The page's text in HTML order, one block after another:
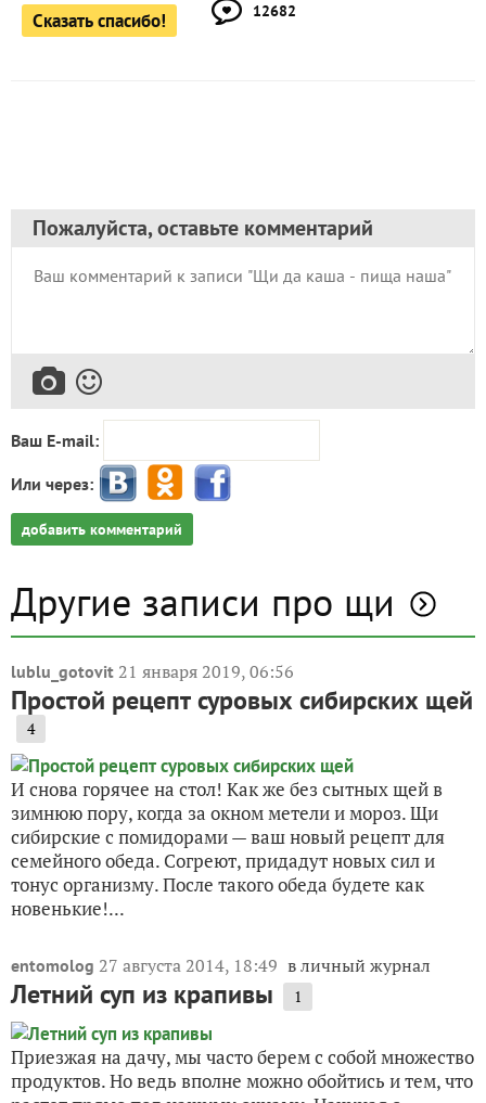
Сказать спасибо! 12682
Пожалуйста, оставьте комментарий
Ваш E-mail:
Или через:
добавить комментарий
Другие записи про щи
lublu_gotovit 21 января 2019, 06:56
Простой рецепт суровых сибирских щей
4
И снова горячее на стол! Как же без сытных щей в
зимнюю пору, когда за окном метели и мороз. Щи
сибирские с помидорами — ваш новый рецепт для
семейного обеда. Согреют, придадут новых сил и
тонус организму. После такого обеда будете как
новенькие!...
entomolog 27 августа 2014, 18:49 в личный журнал
Летний суп из крапивы 1
Приезжая на дачу, мы часто берем с собой множество
продуктов. Но ведь вполне можно обойтись и тем, что